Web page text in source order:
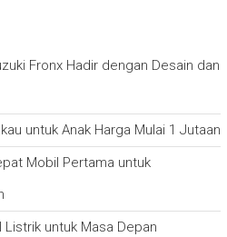
Fronx Hadir dengan Desain dan
untuk Anak Harga Mulai 1 Jutaan
Mobil Pertama untuk
Listrik untuk Masa Depan